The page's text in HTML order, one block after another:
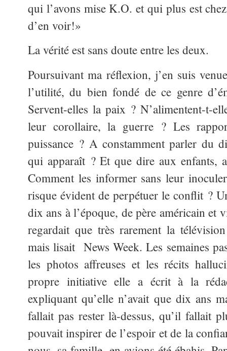
qui l’avons mise K.O. et qui plus est
d’en voir!»
La vérité est sans doute entre les deux.
Poursuivant ma réflexion, j’en suis
l’utilité, du bien fondé de ce genre
Servent-elles la paix ? N’alimentent-t-
leur corollaire, la guerre ? Les
puissance ? A constamment parler du
qui apparaît ? Et que dire aux enfants,
Comment les informer sans leur
risque évident de perpétuer le conflit ?
dix ans à l’époque, de père américain et
regardait que très rarement la
mais lisait News Week. Les semaines
les photos affreuses et les récits
propre initiative elle a écrit à la
expliquant qu’elle n’avait que dix ans
fallait pas rester là-dessus, qu’il fallait
pouvait inspirer de l’espoir et de la